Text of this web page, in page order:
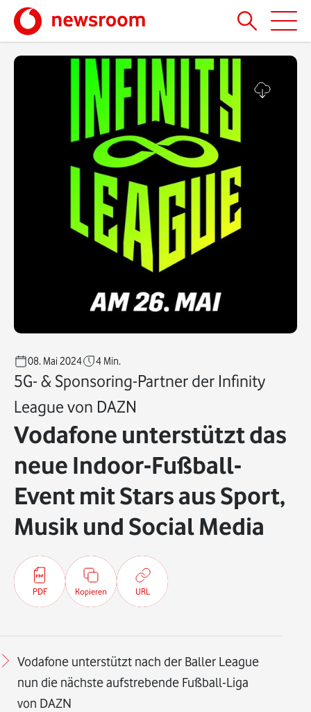
08. Mai 2024 4 Min.
5G- & Sponsoring-Partner der Infinity
League von DAZN
Vodafone unterstützt das
neue Indoor-Fußball-
Event mit Stars aus Sport,
Musik und Social Media
PDF Kopieren URL
Vodafone unterstützt nach der Baller League
nun die nächste aufstrebende Fußball-Liga
von DAZN